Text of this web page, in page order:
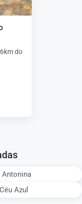
do
Antonina
Azul